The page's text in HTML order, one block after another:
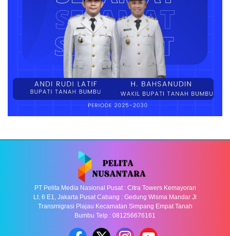
PT Pelita Media Nasional Pusat : Citra Towers Kemayoran
Lt. 6 E1, Jakarta Pusat Cabang : Gedung Wisma Mandar Jl
Transmigrasi Plajau Kecamatan Simpang Empat Tanah
Bumbu Telp : 081256676161